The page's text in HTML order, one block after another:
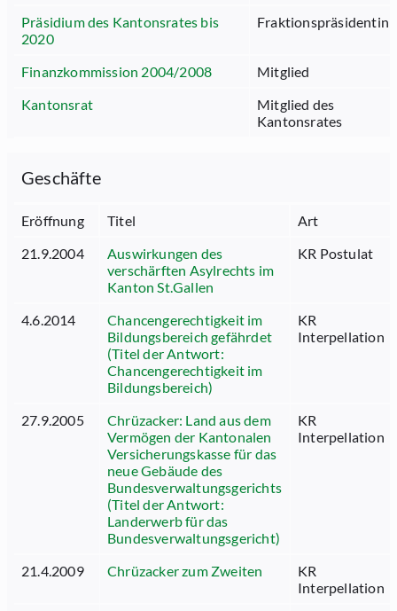
Präsidium des Kantonsrates bis
2020
Fraktionspräsidentin
Finanzkommission 2004/2008
Mitglied
Kantonsrat
Mitglied des
Kantonsrates
Geschäfte
Eröffnung Titel
Art
21.9.2004
Auswirkungen des
verschärften Asylrechts im
Kanton St.Gallen
KR Postulat
4.6.2014
Chancengerechtigkeit im
Bildungsbereich gefährdet
(Titel der Antwort:
Chancengerechtigkeit im
Bildungsbereich)
KR
Interpellation
27.9.2005
Chrüzacker: Land aus dem
Vermögen der Kantonalen
Versicherungskasse für das
neue Gebäude des
Bundesverwaltungsgerichts
(Titel der Antwort:
Landerwerb für das
Bundesverwaltungsgericht)
KR
Interpellation
21.4.2009 Chrüzacker zum Zweiten
KR
Interpellation